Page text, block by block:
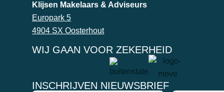
Klijsen Makelaars & Adviseurs
Europark 5
4904 SX Oosterhout
WIJ GAAN VOOR ZEKERHEID
INSCHRIJVEN NIEUWSBRIEF